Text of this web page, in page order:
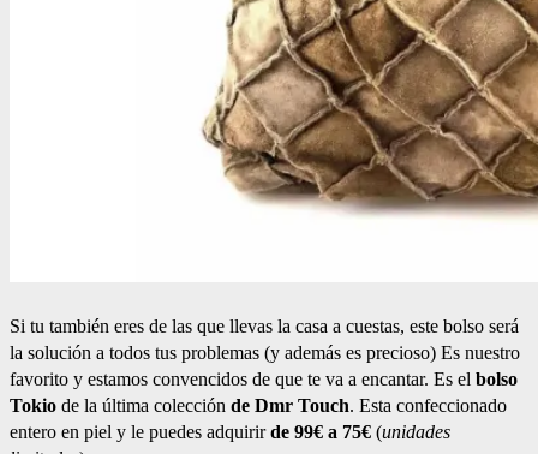
Si tu también eres de las que llevas la casa a cuestas, este bolso será
la solución a todos tus problemas (y además es precioso) Es nuestro
favorito y estamos convencidos de que te va a encantar. Es el bolso
Tokio de la última colección de Dmr Touch. Esta confeccionado
entero en piel y le puedes adquirirde 99€ a 75€ (unidades